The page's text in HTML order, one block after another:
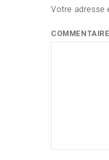
Votre adresse